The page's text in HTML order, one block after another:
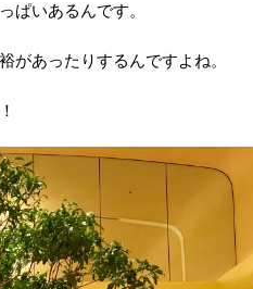
ぱいあるんです。
があったりするんですよね。